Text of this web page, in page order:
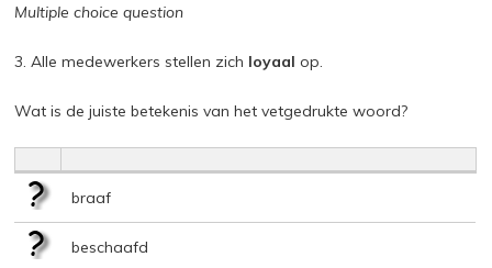
Multiple choice question
3. Alle medewerkers stellen zich loyaal op.
Wat is de juiste betekenis van het vetgedrukte woord?
braaf
beschaafd